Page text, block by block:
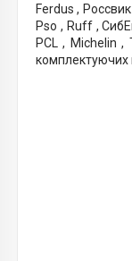
Ferdus ,
Pso , Ruff ,
PCL , Michelin ,
комплектуючих